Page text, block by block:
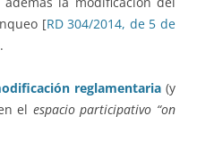
[RD 304/2014, de 5 de
reglamentaria(y
el espacio participativo “on